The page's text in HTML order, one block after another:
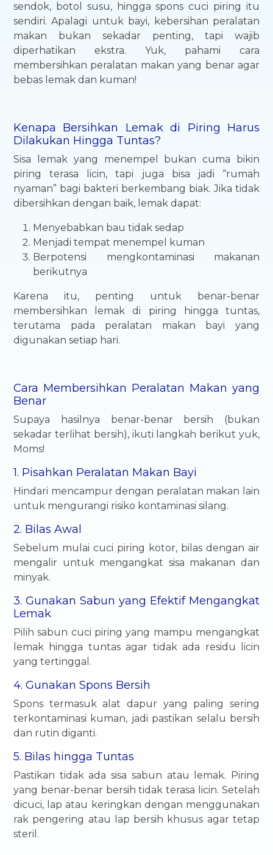
sendok, botol susu, hingga spons cuci piring itu
sendiri. Apalagi untuk bayi, kebersihan peralatan
makan bukan sekadar penting, tapi wajib
diperhatikan ekstra. Yuk, pahami cara
membersihkan peralatan makan yang benar agar
bebas lemak dan kuman!
Kenapa Bersihkan Lemak di Piring Harus
Dilakukan Hingga Tuntas?
Sisa lemak yang menempel bukan cuma bikin
piring terasa licin, tapi juga bisa jadi “rumah
nyaman” bagi bakteri berkembang biak. Jika tidak
dibersihkan dengan baik, lemak dapat:
Menyebabkan bau tidak sedap
Menjadi tempat menempel kuman
Berpotensi mengkontaminasi makanan
berikutnya
Karena itu, penting untuk benar-benar
membersihkan lemak di piring hingga tuntas,
terutama pada peralatan makan bayi yang
digunakan setiap hari.
Cara Membersihkan Peralatan Makan yang
Benar
Supaya hasilnya benar-benar bersih (bukan
sekadar terlihat bersih), ikuti langkah berikut yuk,
Moms!
1. Pisahkan Peralatan Makan Bayi
Hindari mencampur dengan peralatan makan lain
untuk mengurangi risiko kontaminasi silang.
2. Bilas Awal
Sebelum mulai cuci piring kotor, bilas dengan air
mengalir untuk mengangkat sisa makanan dan
minyak.
3. Gunakan Sabun yang Efektif Mengangkat
Lemak
Pilih sabun cuci piring yang mampu mengangkat
lemak hingga tuntas agar tidak ada residu licin
yang tertinggal.
4. Gunakan Spons Bersih
Spons termasuk alat dapur yang paling sering
terkontaminasi kuman, jadi pastikan selalu bersih
dan rutin diganti.
5. Bilas hingga Tuntas
Pastikan tidak ada sisa sabun atau lemak. Piring
yang benar-benar bersih tidak terasa licin. Setelah
dicuci, lap atau keringkan dengan menggunakan
rak pengering atau lap bersih khusus agar tetap
steril.